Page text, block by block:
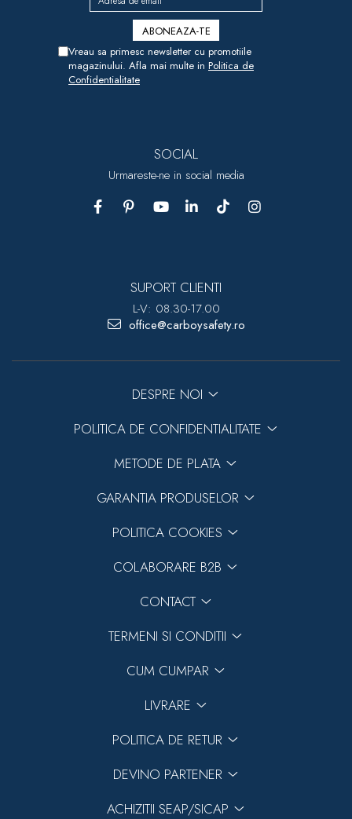
Vreau sa primesc newsletter cu promotiile
magazinului. Afla mai multe in Politica de
Confidentialitate
SOCIAL
Urmareste-ne in social media
SUPORT CLIENTI
L-V: 08.30-17.00
office@carboysafety.ro
DESPRE NOI
POLITICA DE CONFIDENTIALITATE
METODE DE PLATA
GARANTIA PRODUSELOR
POLITICA COOKIES
COLABORARE B2B
CONTACT
TERMENI SI CONDITII
CUM CUMPAR
LIVRARE
POLITICA DE RETUR
DEVINO PARTENER
ACHIZITII SEAP/SICAP